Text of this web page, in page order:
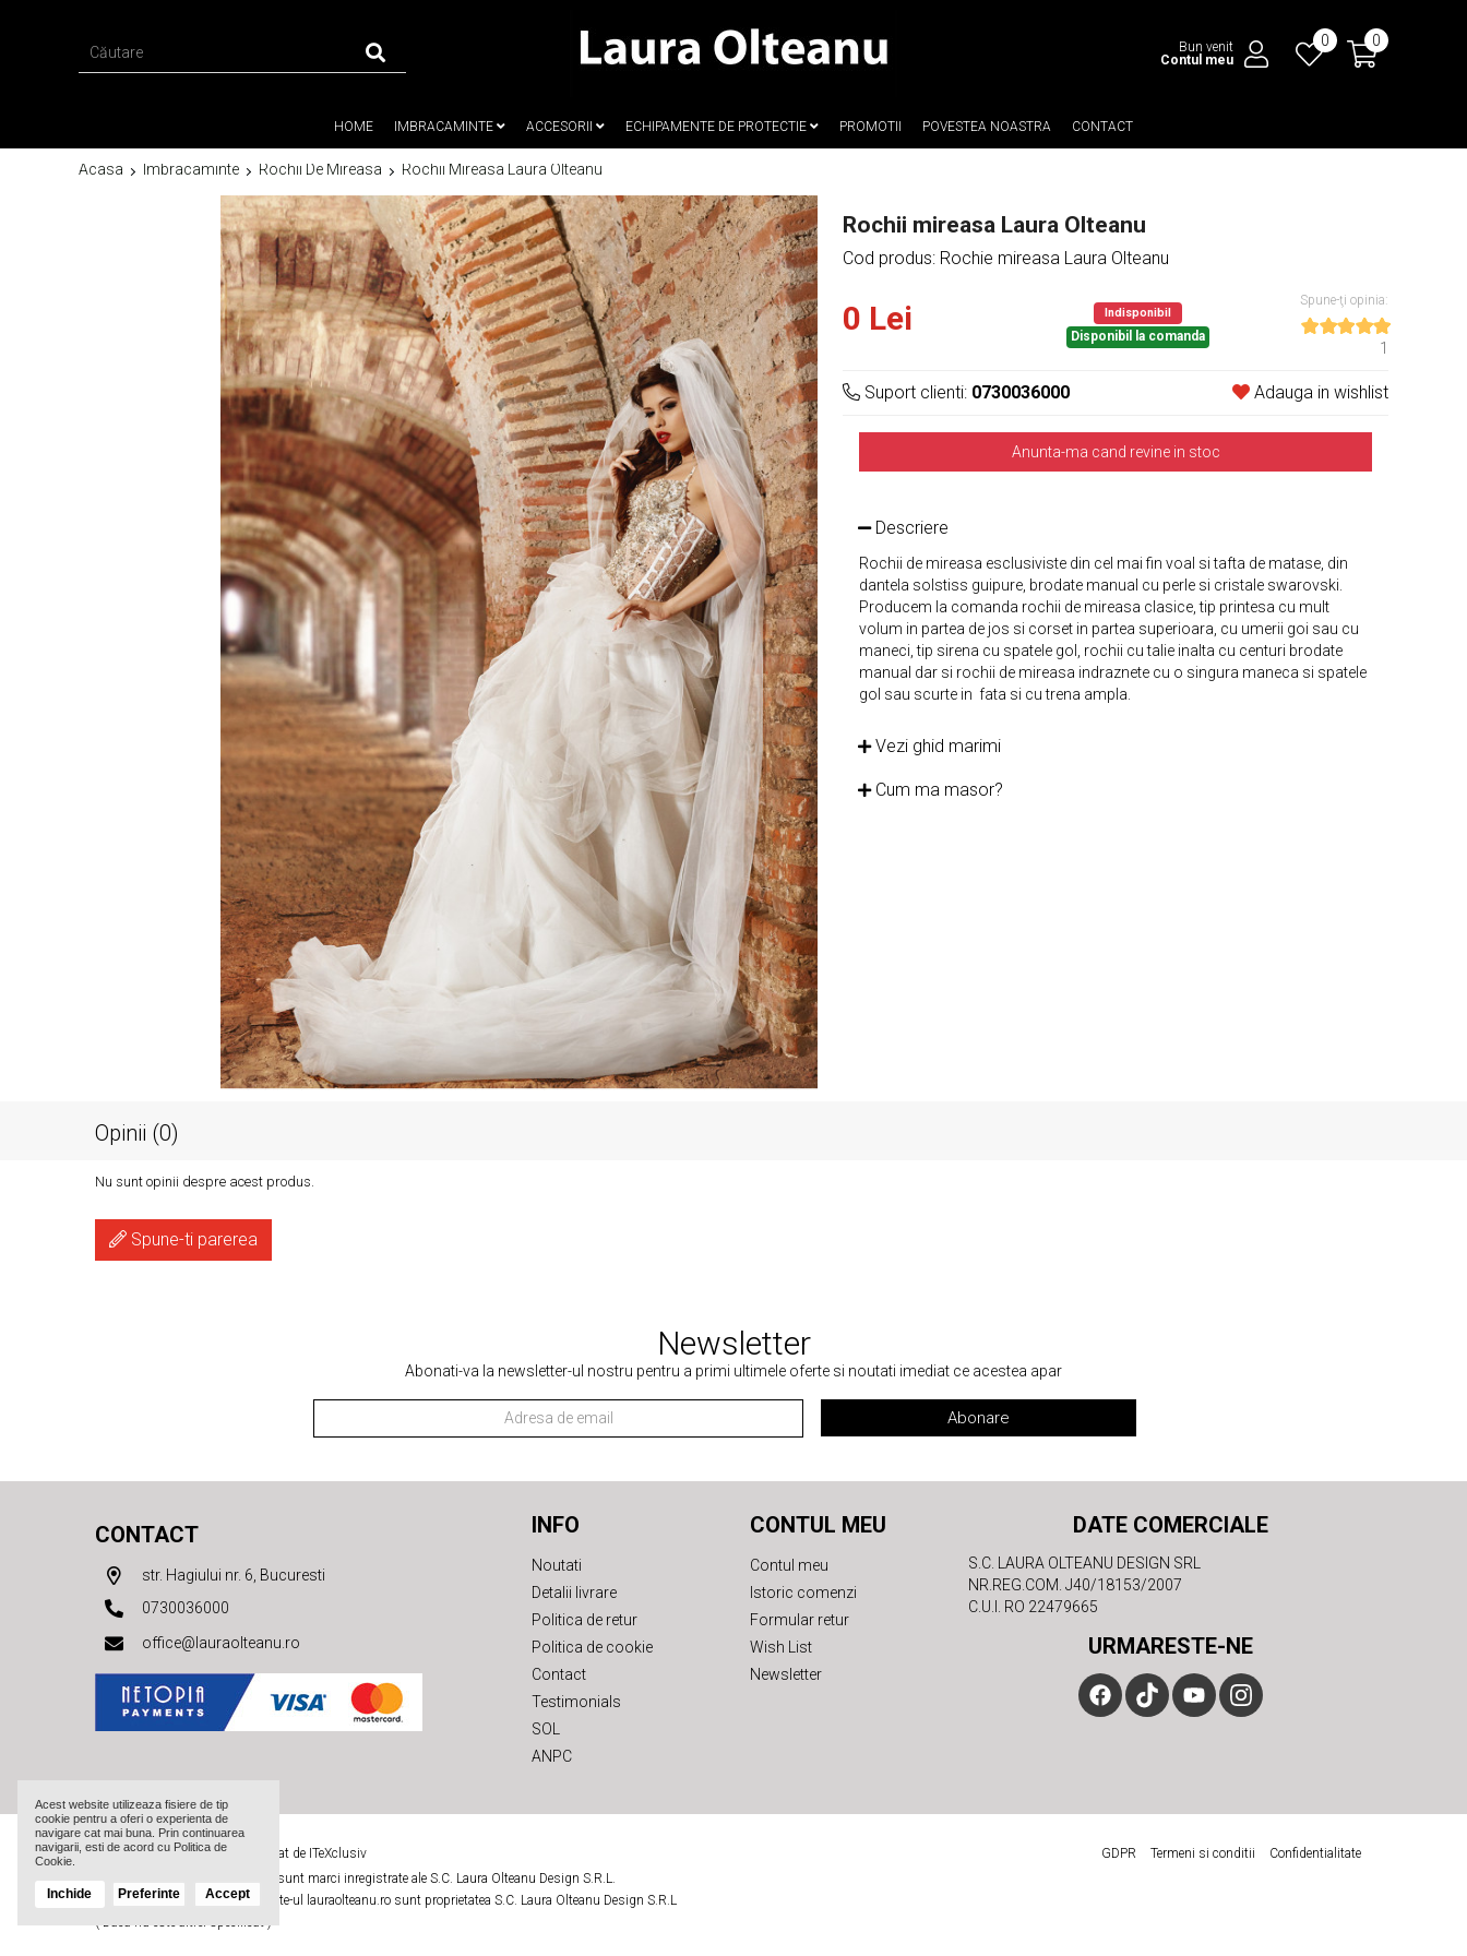
Acest website utilizeaza fisiere de tip
cookie pentru a oferi o experienta de
navigare cat mai buna. Prin continuarea
navigarii, esti de acord cu Politica de
Cookie.
Inchide Preferinte Accept
Bun venit
Contul meu
0 0
HOME IMBRACAMINTE ACCESORII ECHIPAMENTE DE PROTECTIE PROMOTII POVESTEA NOASTRA CONTACT
Acasa Imbracaminte Rochii De Mireasa Rochii Mireasa Laura Olteanu
Rochii mireasa Laura Olteanu
Cod produs: Rochie mireasa Laura Olteanu
0 Lei Indisponibil
Disponibil la comanda
Spune-ţi opinia:
1
Suport clienti: 0730036000 Adauga in wishlist
Anunta-ma cand revine in stoc
Descriere
Rochii de mireasa esclusiviste din cel mai fin voal si tafta de matase, din
dantela solstiss guipure, brodate manual cu perle si cristale swarovski.
Producem la comanda rochii de mireasa clasice, tip printesa cu mult
volum in partea de jos si corset in partea superioara, cu umerii goi sau cu
maneci, tip sirena cu spatele gol, rochii cu talie inalta cu centuri brodate
manual dar si rochii de mireasa indraznete cu o singura maneca si spatele
gol sau scurte in fata si cu trena ampla.
Vezi ghid marimi
Cum ma masor?
Opinii (0)
Nu sunt opinii despre acest produs.
Spune-ti parerea
Newsletter
Abonati-va la newsletter-ul nostru pentru a primi ultimele oferte si noutati imediat ce acestea apar
Abonare
CONTACT
str. Hagiului nr. 6, Bucuresti
0730036000
office@lauraolteanu.ro
INFO
Noutati
Detalii livrare
Politica de retur
Politica de cookie
Contact
Testimonials
SOL
ANPC
CONTUL MEU
Contul meu
Istoric comenzi
Formular retur
Wish List
Newsletter
DATE COMERCIALE
S.C. LAURA OLTEANU DESIGN SRL
NR.REG.COM. J40/18153/2007
C.U.I. RO 22479665
URMARESTE-NE
LauraOlteanu.ro © 2026 |
Realizat de ITeXclusiv
Numele si logoul Laura Olteanu sunt marci inregistrate ale S.C. Laura Olteanu Design S.R.L.
Toate imaginile si textele de pe site-ul lauraolteanu.ro sunt proprietatea S.C. Laura Olteanu Design S.R.L
( Daca nu este altfel specificat )
GDPR Termeni si conditii Confidentialitate